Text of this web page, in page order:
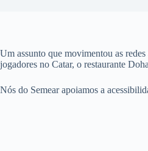
Um assunto que movimentou as
jogadores no Catar, o restaurante
Nós do Semear apoiamos a